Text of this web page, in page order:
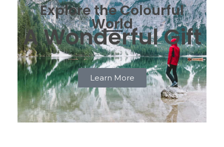
Explore the Colourful
World
A Wonderful Gift
Learn More